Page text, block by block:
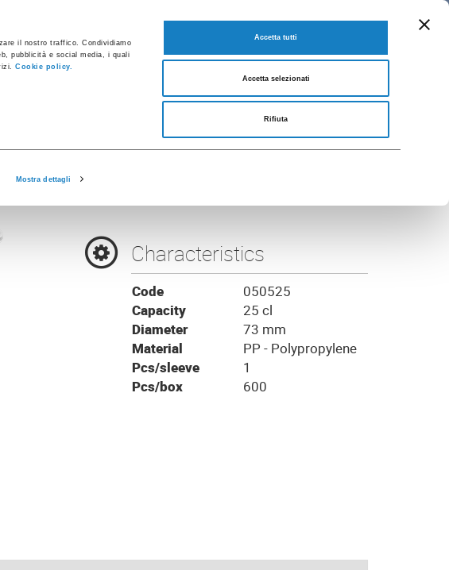
il nostro traffico. Condividiamo
pubblicità e social media, i quali
Cookie policy.
Mostra dettagli
Accetta tutti
Accetta selezionati
Rifiuta
EN
Sealed
Characteristics
Code
050525
Capacity
25 cl
Diameter
73 mm
Material
PP - Polypropylene
Pcs/sleeve
1
Pcs/box
600